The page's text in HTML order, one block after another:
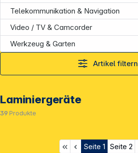
Telekommunikation & Navigation
Video / TV & Camcorder
Werkzeug & Garten
Artikel filtern
Laminiergeräte
39 Produkte
Seite 1 Seite 2